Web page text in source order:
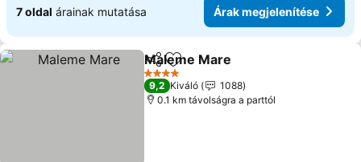
7 oldal árainak mutatása Árak megjelenítése
Megosztás
Hozzáadás a kedvencekhez
Maleme Mare
4 Kategória
9,2 Kiváló
1088
0.1 km távolságra a parttól